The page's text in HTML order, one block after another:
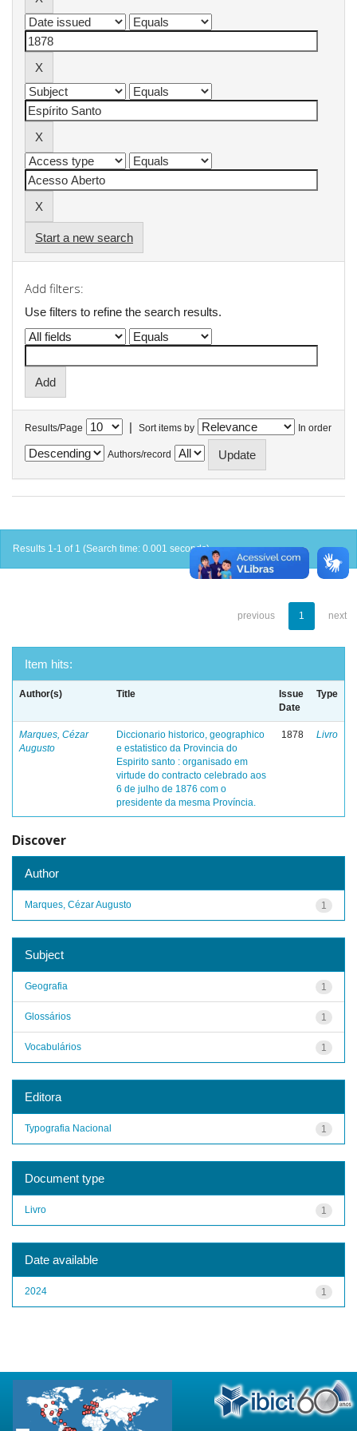
Start a new search
Add filters:
Use filters to refine the search results.
Results/Page | Sort items by In order
Authors/record
Results 1-1 of 1 (Search time: 0.001 seconds).
previous 1 next
Item hits:
Author(s) Title
Issue
Date
Type
Marques, Cézar
Augusto
Diccionario historico, geographico
e estatistico da Provincia do
Espirito santo : organisado em
virtude do contracto celebrado aos
6 de julho de 1876 com o
presidente da mesma Província.
1878 Livro
Discover
Author
1
Marques, Cézar Augusto
Subject
1
Geografia
1
Glossários
1
Vocabulários
Editora
1
Typografia Nacional
Document type
1
Livro
Date available
1
2024